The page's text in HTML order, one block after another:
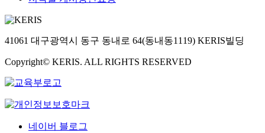
41061 대구광역시 동구 동내로 64(동내동1119) KERIS빌딩
Copyright© KERIS. ALL RIGHTS RESERVED
네이버 블로그